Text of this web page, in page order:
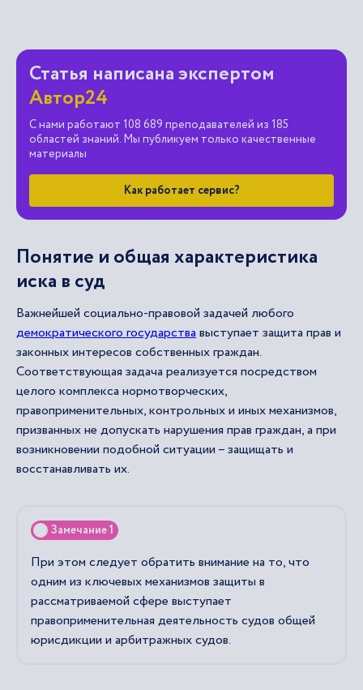
Статья написана экспертом
Автор24
С нами работают 108 689 преподавателей из 185
областей знаний. Мы публикуем только качественные
материалы
Как работает сервис?
Понятие и общая характеристика
иска в суд
Важнейшей социально-правовой задачей любого
демократического государствавыступает защита прав и
законных интересов собственных граждан.
Соответствующая задача реализуется посредством
целого комплекса нормотворческих,
правоприменительных, контрольных и иных механизмов,
призванных не допускать нарушения прав граждан, а при
возникновении подобной ситуации – защищать и
восстанавливать их.
Замечание 1
При этом следует обратить внимание на то, что
одним из ключевых механизмов защиты в
рассматриваемой сфере выступает
правоприменительная деятельность судов общей
юрисдикции и арбитражных судов.